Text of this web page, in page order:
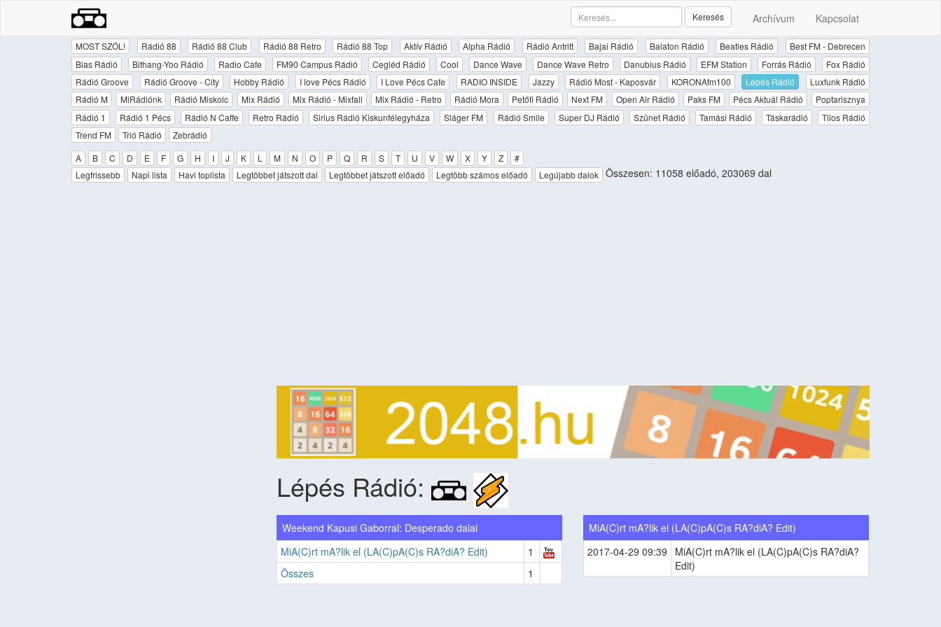
Archívum Kapcsolat
Keresés
MOST SZÓL! Rádió 88 Rádió 88 Club Rádió 88 Retro Rádió 88 Top Aktív Rádió Alpha Rádió Rádió Antritt Bajai Rádió Balaton Rádió Beatles Rádió
Best FM - Debrecen
Bias Rádió
Bithang-Yoo Rádió Radio Cafe FM90 Campus Rádió Cegléd Rádió Cool Dance Wave Dance Wave Retro Danubius Rádió EFM Station Forrás Rádió
Fox Rádió
Rádió Groove
Rádió Groove - City Hobby Rádió I love Pécs Rádió I Love Pécs Cafe RADIO INSIDE Jazzy Rádió Most - Kaposvár KORONAfm100 Lépés Rádió
Luxfunk Rádió
Rádió M
MiRádiónk Rádió Miskolc Mix Rádió Mix Rádió - Mixfall Mix Rádió - Retro Rádió Mora Petőfi Rádió Next FM Open Air Rádió Paks FM Pécs Aktuál Rádió
Poptarisznya
Rádió 1
Rádió 1 Pécs Rádió N Caffe Retro Rádió Sirius Rádió Kiskunfélegyháza Sláger FM Rádió Smile Super DJ Rádió Szünet Rádió Tamási Rádió Táskarádió
Tilos Rádió
Trend FM
Trió Rádió
Zebrádió
A
B C D E F G H I J K L M N O P Q R S T U V W X Y Z
#
Legfrissebb
Napi lista Havi toplista Legtöbbet játszott dal Legtöbbet játszott előadó Legtöbb számos előadó Legújabb dalok Összesen: 11058 előadó, 203069 dal
Lépés Rádió:
Weekend Kapusi Gaborral: Desperado dalai
MiA(C)rt mA?lik el (LA(C)pA(C)s RA?diA? Edit)
1
Összes
1
MiA(C)rt mA?lik el (LA(C)pA(C)s RA?diA? Edit)
2017-04-29 09:39
MiA(C)rt mA?lik el (LA(C)pA(C)s RA?diA?
Edit)